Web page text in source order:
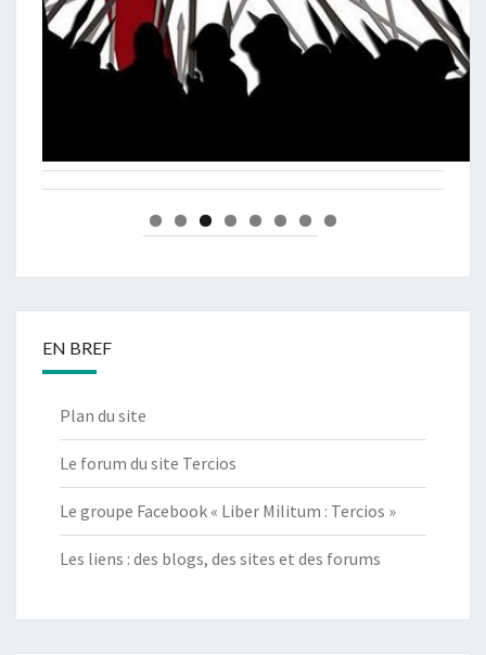
EN BREF
Plan du site
Le forum du site Tercios
Le groupe Facebook « Liber Militum : Tercios »
Les liens : des blogs, des sites et des forums